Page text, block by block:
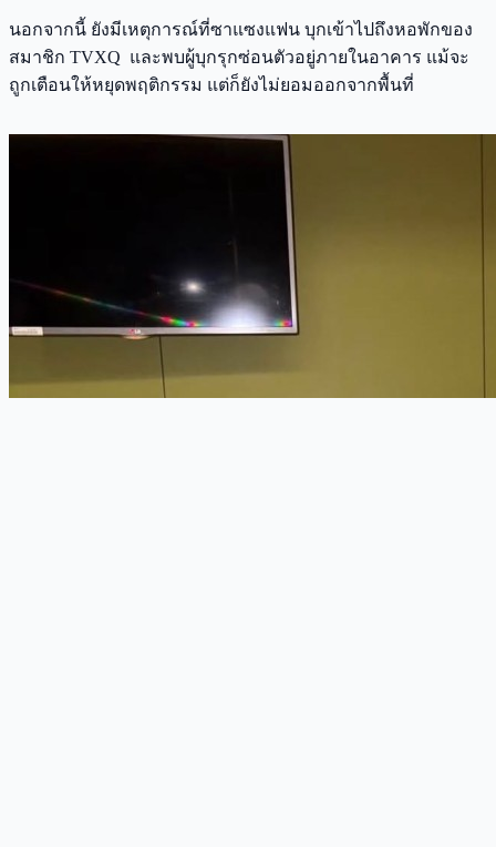
นอกจากนี้ ยังมีเหตุการณ์ที่ซาแซงแฟน บุกเข้าไปถึงหอพักของ
สมาชิก TVXQ และพบผู้บุกรุกซ่อนตัวอยู่ภายในอาคาร แม้จะ
ถูกเตือนให้หยุดพฤติกรรม แต่ก็ยังไม่ยอมออกจากพื้นที่